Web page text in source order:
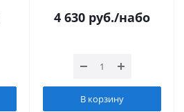
4 630 руб./набо
В корзину